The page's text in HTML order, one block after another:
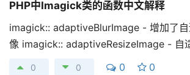
PHP中Imagick类的函数中文解释
imagick:: adaptiveBlurImage - 增加了自
像 imagick:: adaptiveResizeImage - 自
0 0 0 0